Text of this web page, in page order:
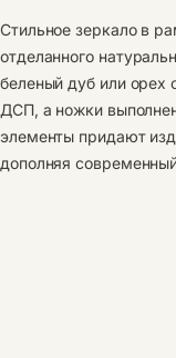
Стильное зеркало в
отделанного
беленый дуб или орех
ДСП, а ножки
элементы придают
дополняя